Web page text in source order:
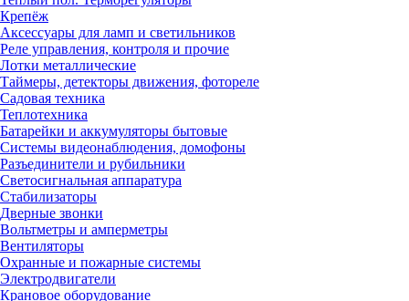
Крепёж
Аксессуары для ламп и светильников
Реле управления, контроля и прочие
Лотки металлические
Таймеры, детекторы движения, фотореле
Садовая техника
Теплотехника
Батарейки и аккумуляторы бытовые
Системы видеонаблюдения, домофоны
Разъединители и рубильники
Светосигнальная аппаратура
Стабилизаторы
Дверные звонки
Вольтметры и амперметры
Вентиляторы
Охранные и пожарные системы
Электродвигатели
Крановое оборудование